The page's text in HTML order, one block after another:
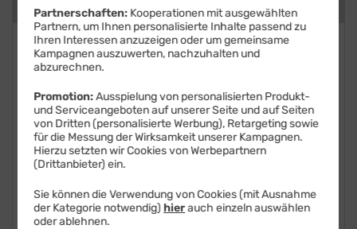
Kategorien
FAQ: Am häufigsten gesucht
Anbieterwechsel
Bestellen
Festnetz-Sperren
Festnetz-Rufnummern
Partnerschaften: Kooperationen mit ausgewählten
Partnern, um Ihnen personalisierte Inhalte passend zu
Ihren Interessen anzuzeigen oder um gemeinsame
Kampagnen auszuwerten, nachzuhalten und
abzurechnen.
Promotion:Ausspielung von personalisierten Produkt-
und Serviceangeboten auf unserer Seite und auf Seiten
von Dritten (personalisierte Werbung), Retargeting sowie
für die Messung der Wirksamkeit unserer Kampagnen.
Hierzu setzten wir Cookies von Werbepartnern
(Drittanbieter) ein.
Sie können die Verwendung von Cookies (mit Ausnahme
der Kategorie notwendig) hierauch einzeln auswählen
oder ablehnen.